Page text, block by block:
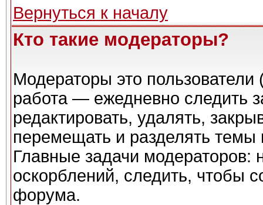
Вернуться к началу
Кто такие модераторы?
Модераторы это пользователи
работа — ежедневно следить
редактировать, удалять,
перемещать и разделять темы
Главные задачи модераторов:
оскорблений, следить, чтобы
форума.